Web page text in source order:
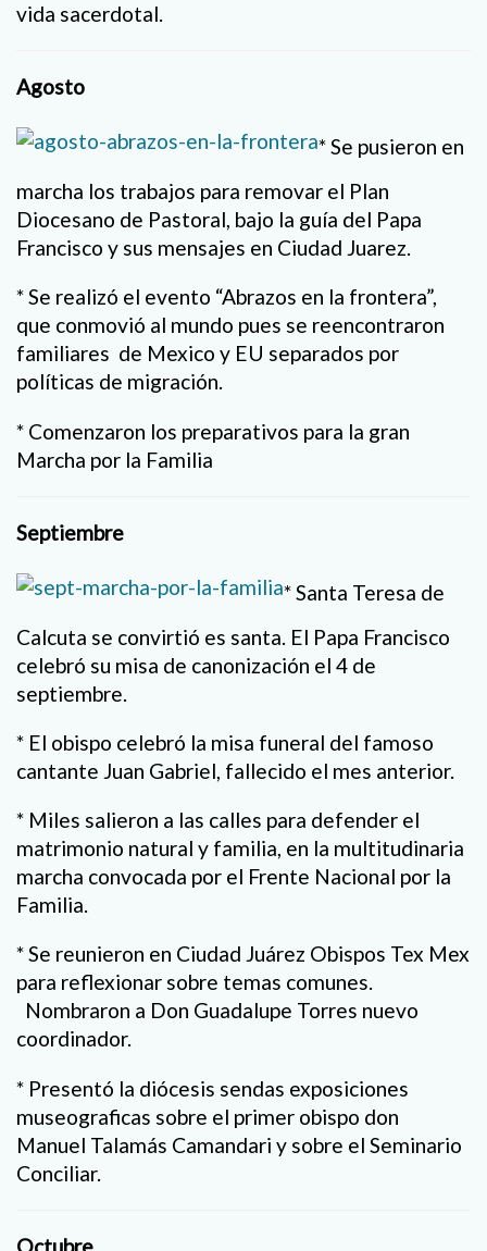
vida sacerdotal.
Agosto
* Se pusieron en
marcha los trabajos para removar el Plan
Diocesano de Pastoral, bajo la guía del Papa
Francisco y sus mensajes en Ciudad Juarez.
* Se realizó el evento “Abrazos en la frontera”,
que conmovió al mundo pues se reencontraron
familiares de Mexico y EU separados por
políticas de migración.
* Comenzaron los preparativos para la gran
Marcha por la Familia
Septiembre
* Santa Teresa de
Calcuta se convirtió es santa. El Papa Francisco
celebró su misa de canonización el 4 de
septiembre.
* El obispo celebró la misa funeral del famoso
cantante Juan Gabriel, fallecido el mes anterior.
* Miles salieron a las calles para defender el
matrimonio natural y familia, en la multitudinaria
marcha convocada por el Frente Nacional por la
Familia.
* Se reunieron en Ciudad Juárez Obispos Tex Mex
para reflexionar sobre temas comunes.
Nombraron a Don Guadalupe Torres nuevo
coordinador.
* Presentó la diócesis sendas exposiciones
museograficas sobre el primer obispo don
Manuel Talamás Camandari y sobre el Seminario
Conciliar.
Octubre